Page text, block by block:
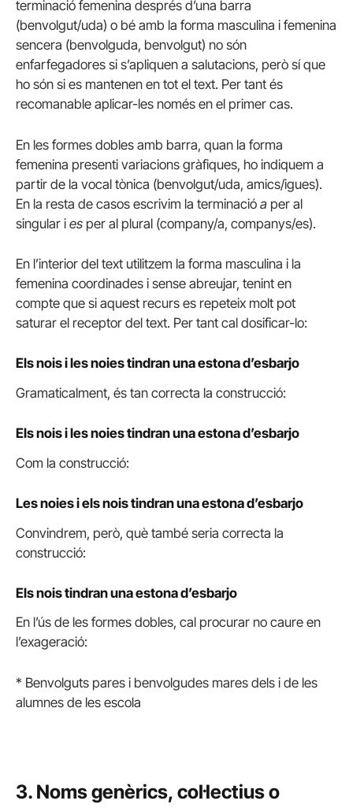
terminació femenina després d’una barra
(benvolgut/uda) o bé amb la forma masculina i femenina
sencera (benvolguda, benvolgut) no són
enfarfegadores si s’apliquen a salutacions, però sí que
ho són si es mantenen en tot el text. Per tant és
recomanable aplicar-les només en el primer cas.
En les formes dobles amb barra, quan la forma
femenina presenti variacions gràfiques, ho indiquem a
partir de la vocal tònica (benvolgut/uda, amics/igues).
En la resta de casos escrivim la terminació a per al
singular i es per al plural (company/a, companys/es).
En l’interior del text utilitzem la forma masculina i la
femenina coordinades i sense abreujar, tenint en
compte que si aquest recurs es repeteix molt pot
saturar el receptor del text. Per tant cal dosificar-lo:
Els nois i les noies tindran una estona d’esbarjo
Gramaticalment, és tan correcta la construcció:
Els nois i les noies tindran una estona d’esbarjo
Com la construcció:
Les noies i els nois tindran una estona d’esbarjo
Convindrem, però, què també seria correcta la
construcció:
Els nois tindran una estona d’esbarjo
En l’ús de les formes dobles, cal procurar no caure en
l’exageració:
* Benvolguts pares i benvolgudes mares dels i de les
alumnes de les escola
3. Noms genèrics, col·lectius o